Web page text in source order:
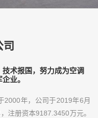
术报国，努力成为空调
业。
2000年，公司于2019年6月
注册资本9187.3450万元。